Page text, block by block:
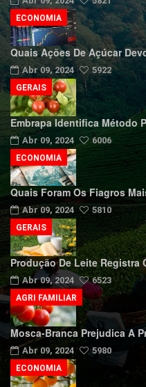
Quais Ações De Açúcar
Abr 09, 2024 5922
ECONOMIA
Embrapa Identifica Método
Abr 09, 2024 6006
GERAIS
Quais Foram Os Fiagros
Abr 09, 2024 5810
ECONOMIA
Produção De Leite
Abr 09, 2024 6523
GERAIS
Mosca-Branca Prejudica A
Abr 09, 2024 5980
AGRI FAMILIAR
ECONOMIA